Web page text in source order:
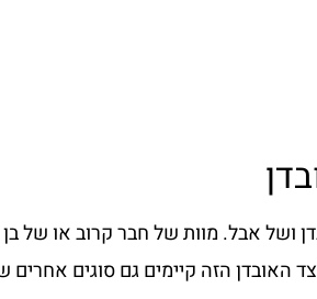
ושל אבל. מוות של חבר קרוב או
האובדן הזה קיימים גם סוגים אחרים